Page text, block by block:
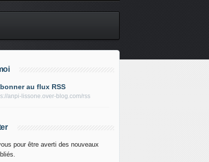
au flux RSS
anpi-lissone.over-blog.com/rss
pour être averti des nouveaux